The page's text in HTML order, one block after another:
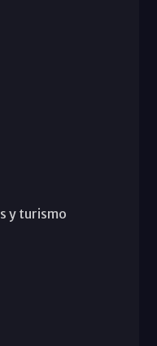
y turismo